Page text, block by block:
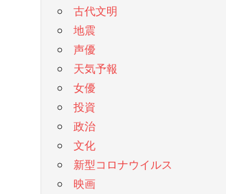
古代文明
地震
声優
天気予報
女優
投資
政治
文化
新型コロナウイルス
映画